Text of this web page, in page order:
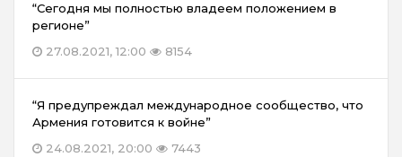
“Сегодня мы полностью владеем положением в
регионе”
27.08.2021, 12:00
8154
“Я предупреждал международное сообщество, что
Армения готовится к войне”
24.08.2021, 20:00
7443